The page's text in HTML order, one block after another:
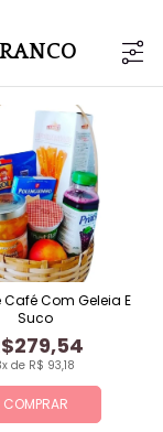
COMPRAR
de R$ 93,18
Café Com Geleia E
Suco